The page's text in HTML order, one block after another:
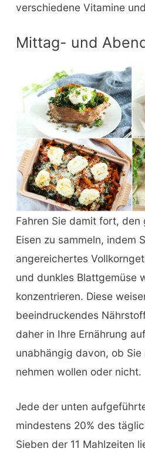
verschiedene Vitamine
Mittag- und
Fahren Sie damit fort, den
Eisen zu sammeln, indem
angereichertes
und dunkles Blattgemüse
konzentrieren. Diese
beeindruckendes
daher in Ihre Ernährung
unabhängig davon, ob Sie
nehmen wollen oder nicht.
Jede der unten
mindestens 20% des
Sieben der 11 Mahlzeiten